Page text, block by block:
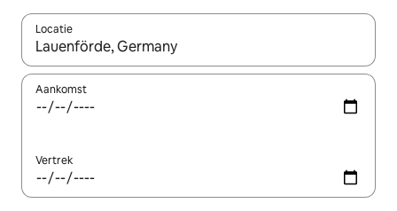
Locatie
Wanneer er resultaten beschikbaar zijn, maak je een keuze
Aankomst
Vertrek